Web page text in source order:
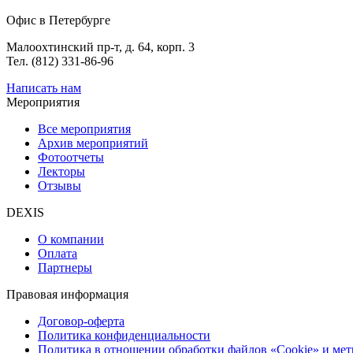
Офис в Петербурге
Малоохтинский пр-т, д. 64, корп. 3
Тел. (812) 331-86-96
Написать нам
Мероприятия
Все мероприятия
Архив мероприятий
Фотоотчеты
Лекторы
Отзывы
DEXIS
О компании
Оплата
Партнеры
Правовая информация
Договор-оферта
Политика конфиденциальности
Политика в отношении обработки файлов «Cookie» и